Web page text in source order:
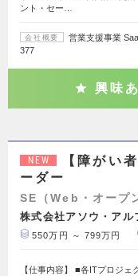
ント・セー…
会社概要
営業支援事業
377
興味
NEW
【障がい
ーダー
SE（Web・オープ
株式会社アソウ・アル
550万円 ～ 799万円
【仕事内容】 ■各ITプロジ